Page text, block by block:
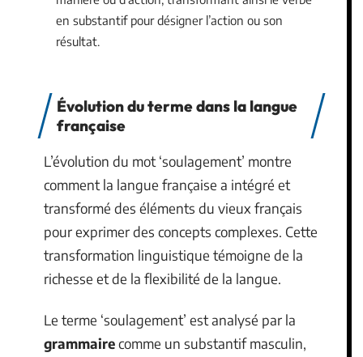
en substantif pour désigner l’action ou son
résultat.
Évolution du terme dans la langue
française
L’évolution du mot ‘soulagement’ montre
comment la langue française a intégré et
transformé des éléments du vieux français
pour exprimer des concepts complexes. Cette
transformation linguistique témoigne de la
richesse et de la flexibilité de la langue.
Le terme ‘soulagement’ est analysé par la
grammairecomme un substantif masculin,